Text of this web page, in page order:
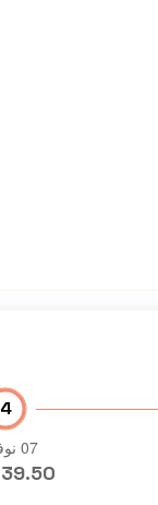
4
07 نوفمبر
39.50 ر.س